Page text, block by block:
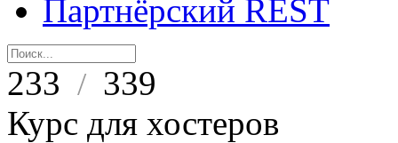
Партнёрский REST
233 / 339
Курс для хостеров